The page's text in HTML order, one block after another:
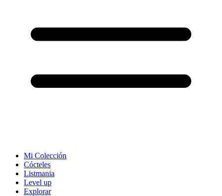
Mi Colección
Cócteles
Listmania
Level up
Explorar